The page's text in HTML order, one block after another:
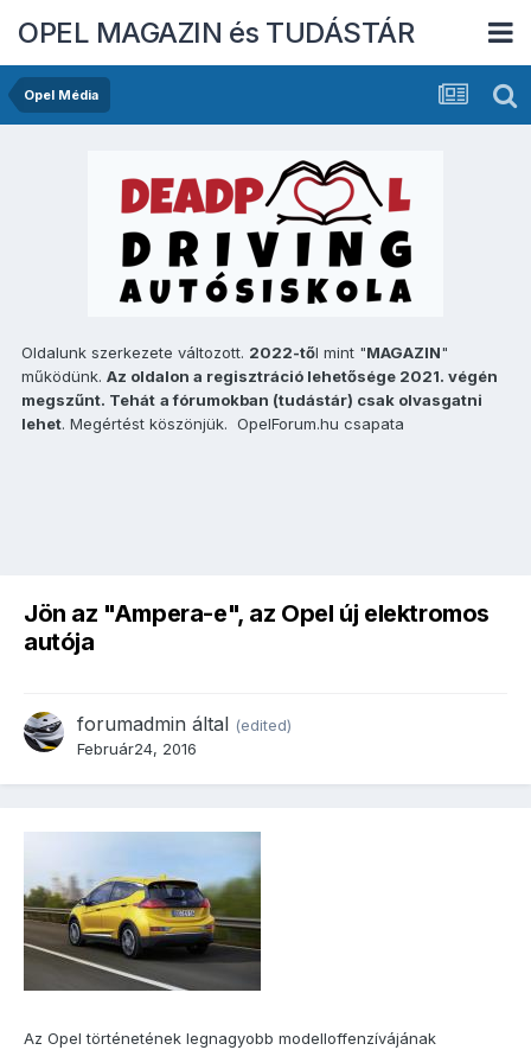
OPEL MAGAZIN és TUDÁSTÁR
Opel Média
Oldalunk szerkezete változott. 2022-től mint "MAGAZIN"
működünk. Az oldalon a regisztráció lehetősége 2021. végén
megszűnt. Tehát a fórumokban (tudástár) csak olvasgatni
lehet. Megértést köszönjük. OpelForum.hu csapata
Jön az "Ampera-e", az Opel új elektromos
autója
forumadmin által (edited)
Február24, 2016
Az Opel történetének legnagyobb modelloffenzívájának